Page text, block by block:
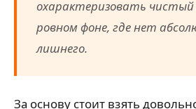
охарактеризовать
ровном фоне, где нет
лишнего.
За основу стоит взять